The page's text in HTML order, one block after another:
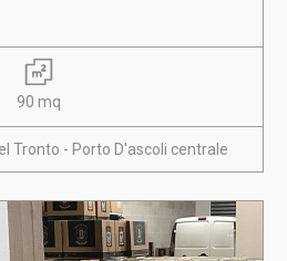
90 mq
Tronto - Porto D'ascoli centrale